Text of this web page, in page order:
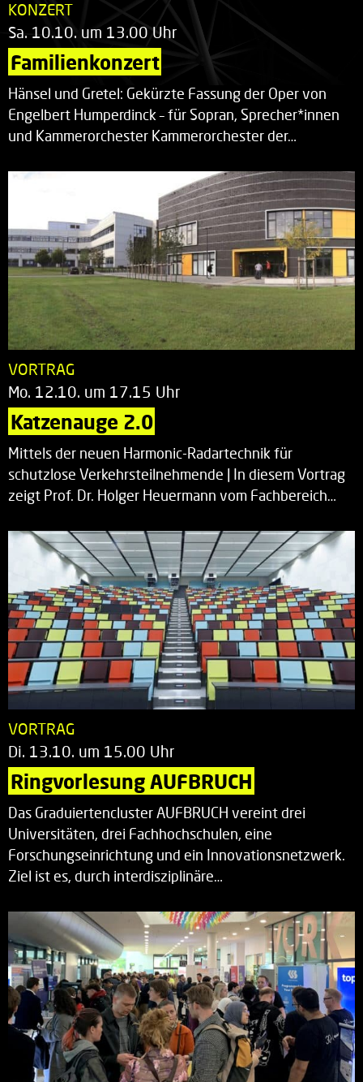
KONZERT
Sa. 10.10. um 13.00 Uhr
Familienkonzert
Hänsel und Gretel: Gekürzte Fassung der Oper von
Engelbert Humperdinck – für Sopran, Sprecher*innen
und Kammerorchester Kammerorchester der…
VORTRAG
Mo. 12.10. um 17.15 Uhr
Katzenauge 2.0
Mittels der neuen Harmonic-Radartechnik für
schutzlose Verkehrsteilnehmende | In diesem Vortrag
zeigt Prof. Dr. Holger Heuermann vom Fachbereich…
VORTRAG
Di. 13.10. um 15.00 Uhr
Ringvorlesung AUFBRUCH
Das Graduiertencluster AUFBRUCH vereint drei
Universitäten, drei Fachhochschulen, eine
Forschungseinrichtung und ein Innovationsnetzwerk.
Ziel ist es, durch interdisziplinäre…